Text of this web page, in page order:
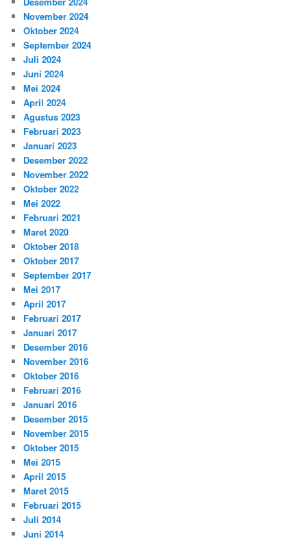
November 2024
Oktober 2024
September 2024
Juli 2024
Juni 2024
Mei 2024
April 2024
Agustus 2023
Februari 2023
Januari 2023
Desember 2022
November 2022
Oktober 2022
Mei 2022
Februari 2021
Maret 2020
Oktober 2018
Oktober 2017
September 2017
Mei 2017
April 2017
Februari 2017
Januari 2017
Desember 2016
November 2016
Oktober 2016
Februari 2016
Januari 2016
Desember 2015
November 2015
Oktober 2015
Mei 2015
April 2015
Maret 2015
Februari 2015
Juli 2014
Juni 2014